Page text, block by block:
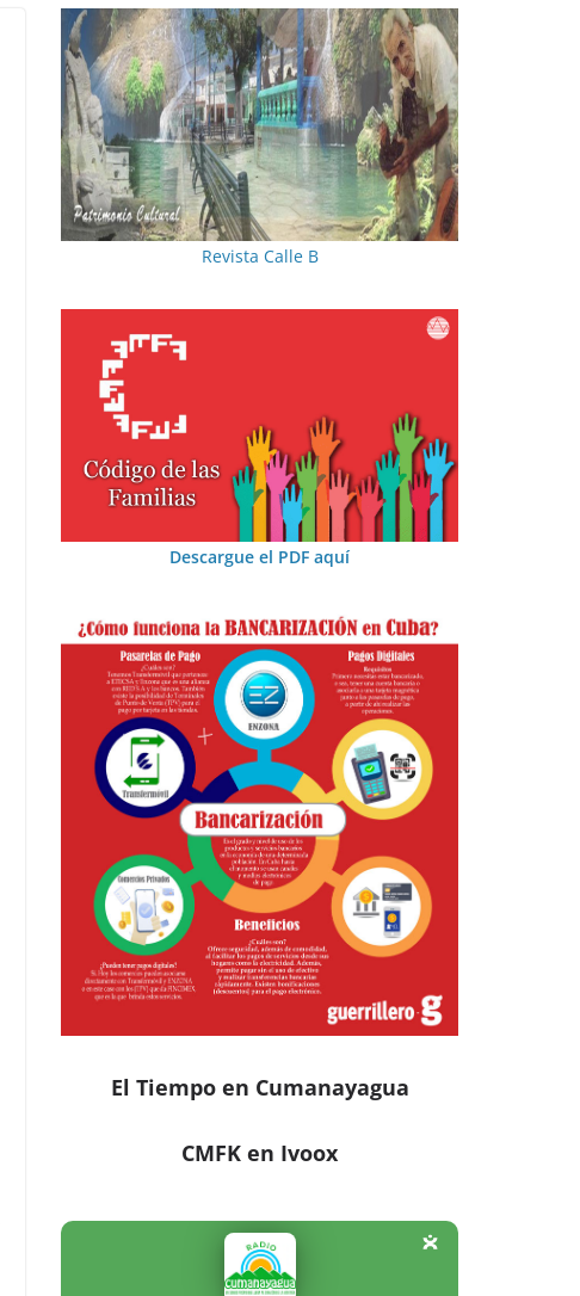
Revista Calle B
Descargue el PDF aquí
El Tiempo en Cumanayagua
CMFK en Ivoox